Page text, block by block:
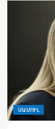
ՄԱՄՈՒԼ